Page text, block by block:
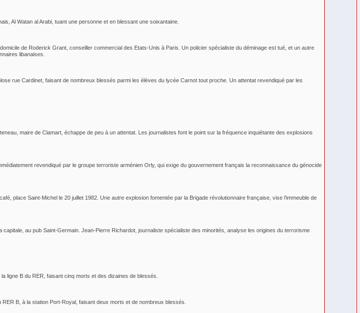
Al Watan al Arabi, tuant une personne et en blessant une soixantaine.
de Roderick Grant, conseiller commercial des Etats-Unis à Paris. Un policier spécialiste du déminage est tué, et un autre
libanaises.
rue Cardinet, faisant de nombreux blessés parmi les élèves du lycée Carnot tout proche. Un attentat revendiqué par les
maire de Clamart, échappe de peu à un attentat. Les journalistes font le point sur la fréquence inquiétante des explosions
revendiqué par le groupe terroriste arménien Orly, qui exige du gouvernement français la reconnaissance du génocide
place Saint-Michel le 20 juillet 1982. Une autre explosion fomentée par la Brigade révolutionnaire française, vise l'immeuble de
au pub Saint-Germain. Jean-Pierre Richardot, journaliste spécialiste des minorités, analyse les origines du terrorisme
ligne B du RER, faisant cinq morts et des dizaines de blessés.
B, à la station Port-Royal, faisant deux morts et de nombreux blessés.